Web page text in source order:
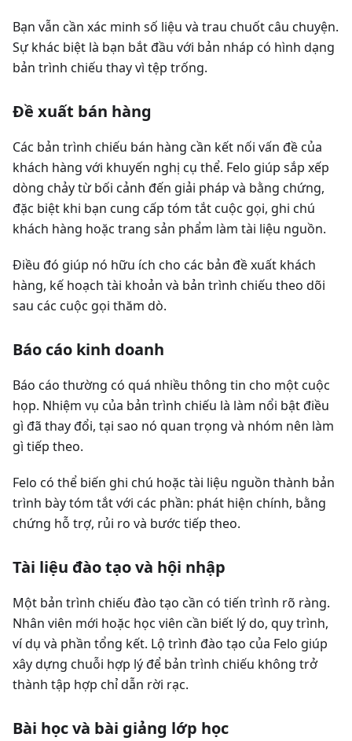
Bạn vẫn cần xác minh số liệu và trau chuốt câu chuyện.
Sự khác biệt là bạn bắt đầu với bản nháp có hình dạng
bản trình chiếu thay vì tệp trống.
Đề xuất bán hàng
Các bản trình chiếu bán hàng cần kết nối vấn đề của
khách hàng với khuyến nghị cụ thể. Felo giúp sắp xếp
dòng chảy từ bối cảnh đến giải pháp và bằng chứng,
đặc biệt khi bạn cung cấp tóm tắt cuộc gọi, ghi chú
khách hàng hoặc trang sản phẩm làm tài liệu nguồn.
Điều đó giúp nó hữu ích cho các bản đề xuất khách
hàng, kế hoạch tài khoản và bản trình chiếu theo dõi
sau các cuộc gọi thăm dò.
Báo cáo kinh doanh
Báo cáo thường có quá nhiều thông tin cho một cuộc
họp. Nhiệm vụ của bản trình chiếu là làm nổi bật điều
gì đã thay đổi, tại sao nó quan trọng và nhóm nên làm
gì tiếp theo.
Felo có thể biến ghi chú hoặc tài liệu nguồn thành bản
trình bày tóm tắt với các phần: phát hiện chính, bằng
chứng hỗ trợ, rủi ro và bước tiếp theo.
Tài liệu đào tạo và hội nhập
Một bản trình chiếu đào tạo cần có tiến trình rõ ràng.
Nhân viên mới hoặc học viên cần biết lý do, quy trình,
ví dụ và phần tổng kết. Lộ trình đào tạo của Felo giúp
xây dựng chuỗi hợp lý để bản trình chiếu không trở
thành tập hợp chỉ dẫn rời rạc.
Bài học và bài giảng lớp học